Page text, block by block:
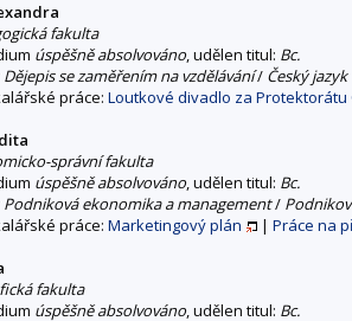
fakulta
úspěšně absolvováno, udělen titul: Bc.
Dějepis se zaměřením na vzdělávání/ Český
práce: Loutkové divadlo za Protektorátu
správní fakulta
úspěšně absolvováno, udělen titul: Bc.
Podniková ekonomika a management/
práce: Marketingový plán | Práce na
fakulta
úspěšně absolvováno, udělen titul: Bc.